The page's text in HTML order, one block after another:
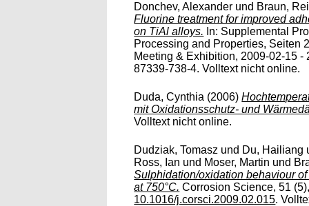
Donchev, Alexander und Braun,
Fluorine treatment for improved
on TiAl alloys. In: Supplemental
Processing and Properties, Seiten
Meeting & Exhibition, 2009-02-15
87339-738-4. Volltext nicht online.
Duda, Cynthia (2006)
mit Oxidationsschutz- und
Volltext nicht online.
Dudziak, Tomasz und Du, Hailiang
Ross, Ian und Moser, Martin und
Sulphidation/oxidation behaviour
at 750°C. Corrosion Science, 51
10.1016/j.corsci.2009.02.015.